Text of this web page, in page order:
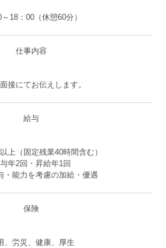
18：00（休憩60分）
仕事内容
接にてお伝えします。
給与
上（固定残業40時間含む）
年2回・昇給年1回
・能力を考慮の加給・優遇
保険
、労災、健康、厚生